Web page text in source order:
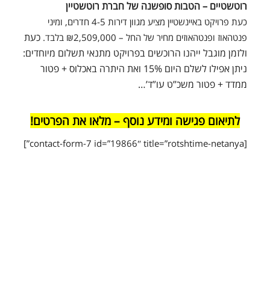
רוטשטיים – הטבות סופשנה של חברת רוטשטיין
כעת פרויקט באיינשטיין מציע מגוון דירות 4-5 חדרים, ומיני
פנטהאוז ופנטהאוזים מחיר של החל – ₪2,509,000 בלבד.
כעת
ולזמן מוגבל ייהנו הרוכשים בפרויקט מתנאי תשלום מיוחדים:
ניתן אפילו לשלם היום 15% ואת היתרה באכלוס + פטור
ממדד + פטור משכ”ט עו”ד’…
לתיאום פגישה ומידע נוסף – מלאו את הפרטים!
[contact-form-7 id=”19866″ title=”rotshtime-netanya”]